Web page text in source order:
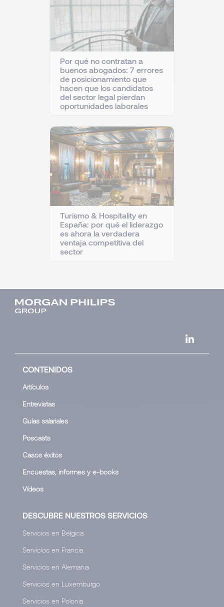
Por qué no contratan a
buenos abogados: 7 errores
de posicionamiento que
hacen que los candidatos
del sector legal pierdan
oportunidades laborales
Turismo & Hospitality en
España: por qué el liderazgo
es ahora la verdadera
ventaja competitiva del
sector
CONTENIDOS
Artículos
Entrevistas
Guías salariales
Poscasts
Casos éxitos
Encuestas, informes y e-books
Vídeos
DESCUBRE NUESTROS SERVICIOS
Servicios en Bélgica
Servicios en Francia
Servicios en Alemania
Servicios en Luxemburgo
Servicios en Polonia